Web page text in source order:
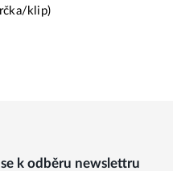
klip)
k odběru newslettru